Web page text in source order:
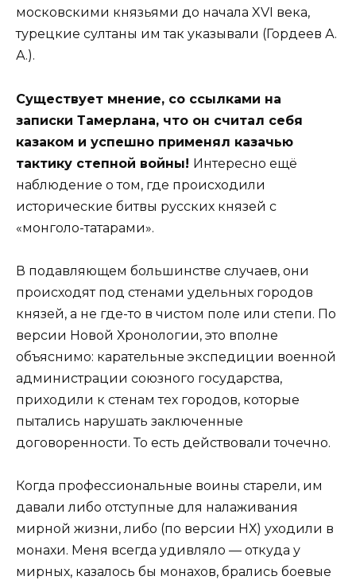
московскими князьями до начала XVI века,
турецкие султаны им так указывали (Гордеев А.
А.).
Существует мнение, со ссылками на
записки Тамерлана, что он считал себя
казаком и успешно применял казачью
тактику степной войны! Интересно ещё
наблюдение о том, где происходили
исторические битвы русских князей с
«монголо-татарами».
В подавляющем большинстве случаев, они
происходят под стенами удельных городов
князей, а не где-то в чистом поле или степи. По
версии Новой Хронологии, это вполне
объяснимо: карательные экспедиции военной
администрации союзного государства,
приходили к стенам тех городов, которые
пытались нарушать заключенные
договоренности. То есть действовали точечно.
Когда профессиональные воины старели, им
давали либо отступные для налаживания
мирной жизни, либо (по версии НХ) уходили в
монахи. Меня всегда удивляло — откуда у
мирных, казалось бы монахов, брались боевые